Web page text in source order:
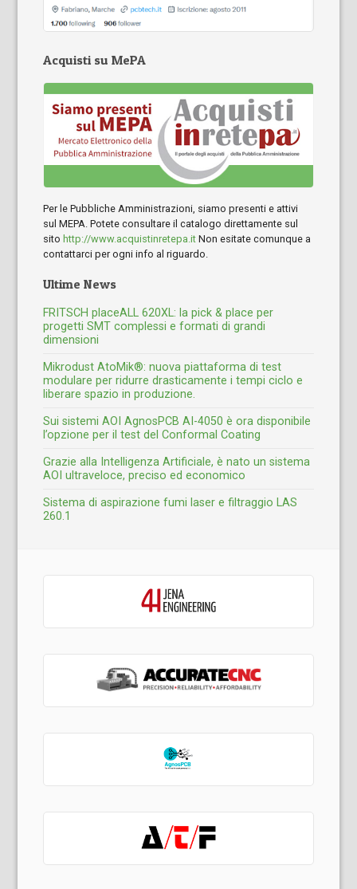
Acquisti su MePA
Per le Pubbliche Amministrazioni, siamo presenti e attivi
sul MEPA. Potete consultare il catalogo direttamente sul
sito http://www.acquistinretepa.it Non esitate comunque a
contattarci per ogni info al riguardo.
Ultime News
FRITSCH placeALL 620XL: la pick & place per
progetti SMT complessi e formati di grandi
dimensioni
Mikrodust AtoMik®: nuova piattaforma di test
modulare per ridurre drasticamente i tempi ciclo e
liberare spazio in produzione.
Sui sistemi AOI AgnosPCB AI-4050 è ora disponibile
l’opzione per il test del Conformal Coating
Grazie alla Intelligenza Artificiale, è nato un sistema
AOI ultraveloce, preciso ed economico
Sistema di aspirazione fumi laser e filtraggio LAS
260.1